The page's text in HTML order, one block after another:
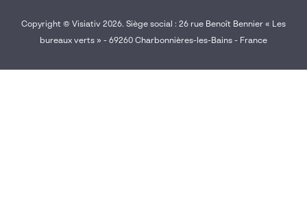
Copyright © Visiativ 2026. Siège social : 26 rue Benoît Bennier « Les
bureaux verts » - 69260 Charbonnières-les-Bains - France